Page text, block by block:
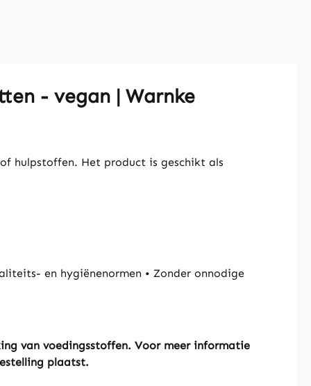
- vegan | Warnke
hulpstoffen. Het product is geschikt als
en hygiënenormen • Zonder onnodige
van voedingsstoffen. Voor meer informatie
plaatst.